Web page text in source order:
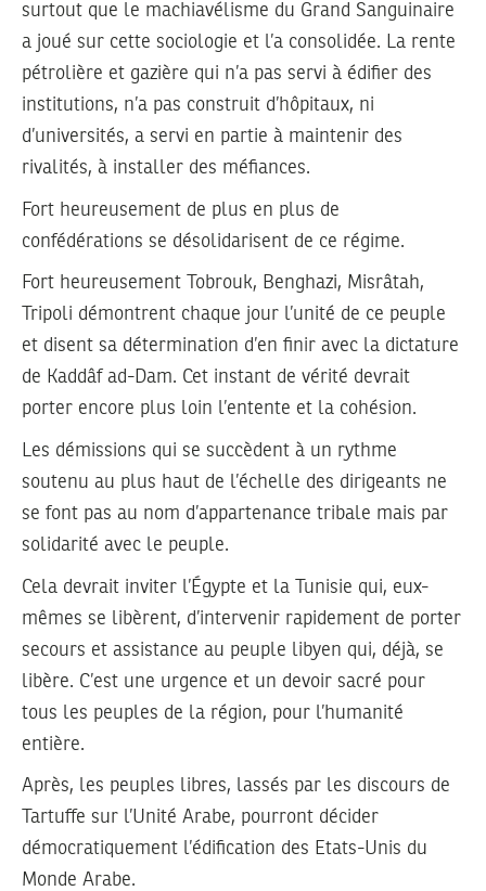
surtout que le machiavélisme du Grand Sanguinaire
a joué sur cette sociologie et l’a consolidée. La rente
pétrolière et gazière qui n’a pas servi à édifier des
institutions, n’a pas construit d’hôpitaux, ni
d’universités, a servi en partie à maintenir des
rivalités, à installer des méfiances.
Fort heureusement de plus en plus de
confédérations se désolidarisent de ce régime.
Fort heureusement Tobrouk, Benghazi, Misrâtah,
Tripoli démontrent chaque jour l’unité de ce peuple
et disent sa détermination d’en finir avec la dictature
de Kaddâf ad-Dam. Cet instant de vérité devrait
porter encore plus loin l’entente et la cohésion.
Les démissions qui se succèdent à un rythme
soutenu au plus haut de l’échelle des dirigeants ne
se font pas au nom d’appartenance tribale mais par
solidarité avec le peuple.
Cela devrait inviter l’Égypte et la Tunisie qui, eux-
mêmes se libèrent, d’intervenir rapidement de porter
secours et assistance au peuple libyen qui, déjà, se
libère. C’est une urgence et un devoir sacré pour
tous les peuples de la région, pour l’humanité
entière.
Après, les peuples libres, lassés par les discours de
Tartuffe sur l’Unité Arabe, pourront décider
démocratiquement l’édification des Etats-Unis du
Monde Arabe.